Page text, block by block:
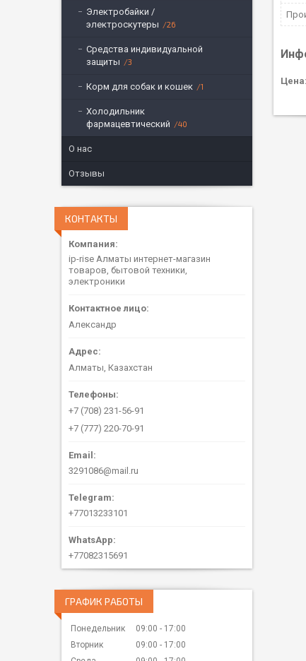
Цена:
Электробайки /
электроскутеры
26
Средства индивидуальной
защиты
3
Корм для собак и кошек 1
Холодильник
фармацевтический
40
О нас
Отзывы
КОНТАКТЫ
ip-rise Алматы интернет-магазин
товаров, бытовой техники,
электроники
Александр
Алматы, Казахстан
+7 (708) 231-56-91
+7 (777) 220-70-91
3291086@mail.ru
+77013233101
+77082315691
ГРАФИК РАБОТЫ
Понедельник 09:00
17:00
Вторник
09:00
17:00